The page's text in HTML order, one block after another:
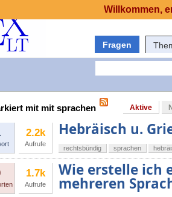
Fragen
mit mit sprachen Aktive
2.2k
Aufrufe
Hebräisch u.
rechtsbündig sprachen
1.7k
Aufrufe
Wie erstelle ich
mehreren
Willkommen,